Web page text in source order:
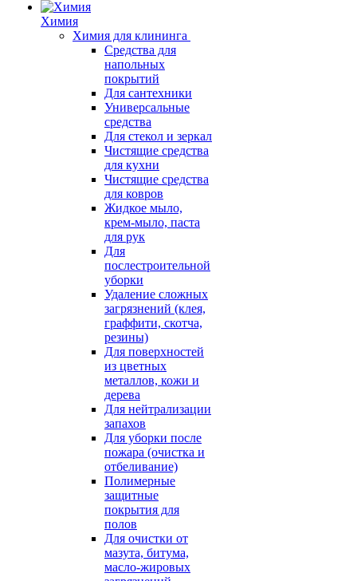
Химия
Химия для клининга
Средства для
напольных
покрытий
Для сантехники
Универсальные
средства
Для стекол и зеркал
Чистящие средства
для кухни
Чистящие средства
для ковров
Жидкое мыло,
крем-мыло, паста
для рук
Для
послестроительной
уборки
Удаление сложных
загрязнений (клея,
граффити, скотча,
резины)
Для поверхностей
из цветных
металлов, кожи и
дерева
Для нейтрализации
запахов
Для уборки после
пожара (очистка и
отбеливание)
Полимерные
защитные
покрытия для
полов
Для очистки от
мазута, битума,
масло-жировых